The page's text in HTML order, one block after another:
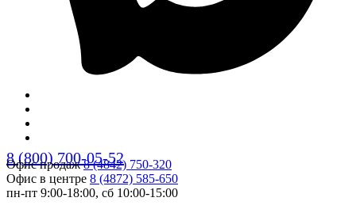
8 (800) 700-05-52
Офис продаж8 (4842) 750-320
Офис в центре 8 (4872) 585-650
пн-пт 9:00-18:00, сб 10:00-15:00